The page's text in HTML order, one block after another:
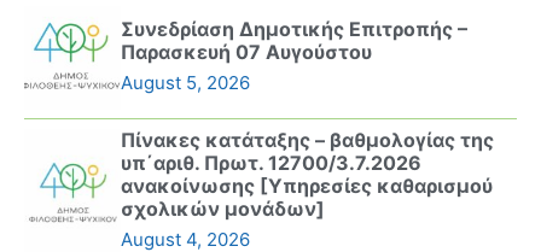
Συνεδρίαση Δημοτικής Επιτροπής –
Παρασκευή 07 Αυγούστου
August 5, 2026
Πίνακες κατάταξης – βαθμολογίας της
υπ΄αριθ. Πρωτ. 12700/3.7.2026
ανακοίνωσης [Υπηρεσίες καθαρισμού
σχολικών μονάδων]
August 4, 2026